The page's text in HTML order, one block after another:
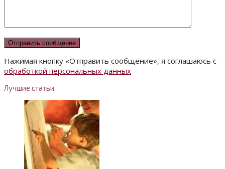
Нажимая кнопку «Отправить сообщение», я соглашаюсь с
обработкой персональных данных
Лучшие статьи